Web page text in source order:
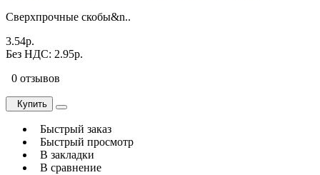
Сверхпрочные скобы&n..
3.54р.
Без НДС: 2.95р.
0 отзывов
Купить
Быстрый заказ
Быстрый просмотр
В закладки
В сравнение